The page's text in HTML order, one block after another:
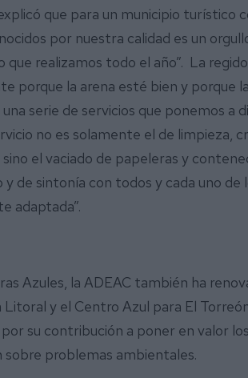
que para un municipio turístico
por nuestra calidad es un
realizamos todo el año”. La
porque la arena esté bien y porque
serie de servicios que ponemos a
no es solamente el de limpieza,
el vaciado de papeleras y
de sintonía con todos y cada uno de
adaptada”.
Azules, la ADEAC también ha
Litoral y el Centro Azul para El
su contribución a poner en valor
sobre problemas ambientales.